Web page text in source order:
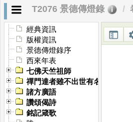
T2076 景德傳燈錄
經典資訊
版權資訊
景德傳燈錄序
西來年表
七佛天竺祖師
禪門達者雖不出世有名於時者
諸方廣語
讚頌偈詩
銘記箴歌